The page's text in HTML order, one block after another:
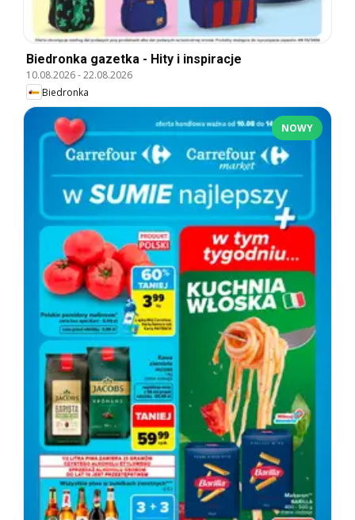
Biedronka gazetka - Hity i inspiracje
10.08.2026-22.08.2026
Biedronka
NOWY